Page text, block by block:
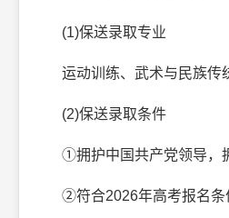
(1)保送录取专业
运动训练、武术与民族传统
(2)保送录取条件
①拥护中国共产党领导，拥
②符合2026年高考报名条